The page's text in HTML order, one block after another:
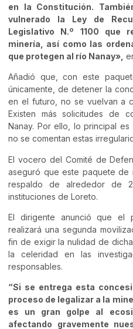
en la Constitución.
vulnerado la Ley de
Legislativo N.º 1100 que
minería, así como las
que protegen al río Nanay»,
Añadió que, con este
únicamente, de detener la
en el futuro, no se vuelvan a
Existen más solicitudes de
Nanay. Por ello, lo principal
no se comentan estas
El vocero del Comité de
aseguró que este paquete de
respaldo de alrededor de
instituciones de Loreto.
El dirigente anunció que el
realizará una segunda
fin de exigir la nulidad de
la celeridad en las
responsables.
“Si se entrega esta
proceso de legalizar a la
es un gran golpe al
afectando gravemente